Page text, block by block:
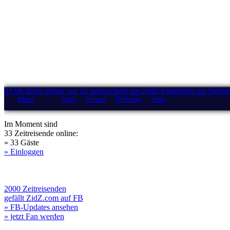
07.08.2026: Heute vor 22 Jahren fand das ZidZ-Fantreffen am
Menü Start Forum Drehorte Stars
Im Moment sind
33 Zeitreisende online:
» 33 Gäste
» Einloggen
2000 Zeitreisenden
gefällt ZidZ.com auf FB
» FB-Updates ansehen
» jetzt Fan werden